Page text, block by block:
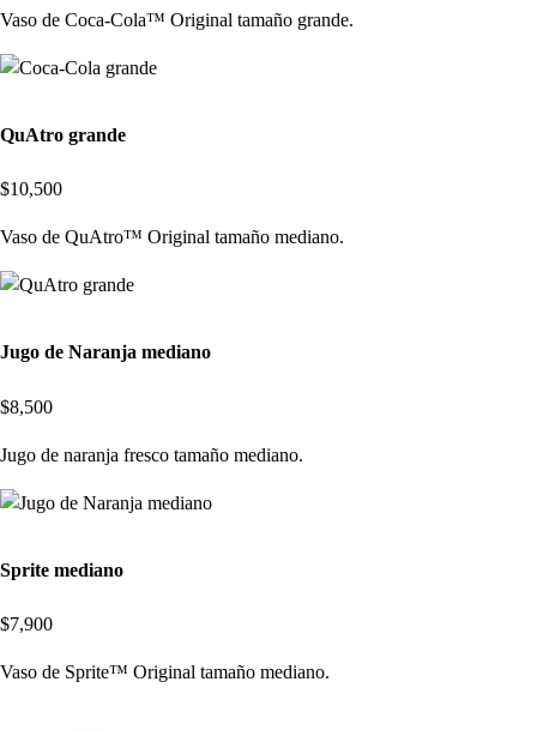
Vaso de Coca-Cola™ Original tamaño grande.
QuAtro grande
$10,500
Vaso de QuAtro™ Original tamaño mediano.
Jugo de Naranja mediano
$8,500
Jugo de naranja fresco tamaño mediano.
Sprite mediano
$7,900
Vaso de Sprite™ Original tamaño mediano.